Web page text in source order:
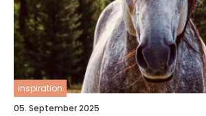
inspiration
05. September 2025